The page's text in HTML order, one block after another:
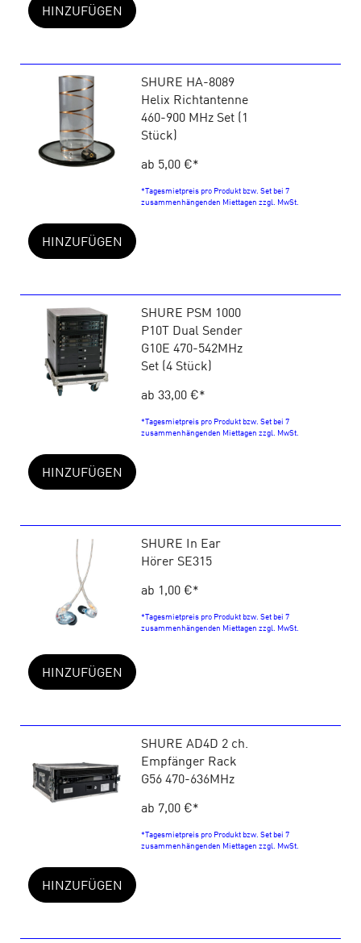
HINZUFÜGEN
SHURE HA-8089
Helix Richtantenne
460-900 MHz Set (1
Stück)
ab 5,00 €*
*Tagesmietpreis pro Produkt bzw. Set bei 7
zusammenhängenden Miettagen zzgl. MwSt.
HINZUFÜGEN
SHURE PSM 1000
P10T Dual Sender
G10E 470-542MHz
Set (4 Stück)
ab 33,00 €*
*Tagesmietpreis pro Produkt bzw. Set bei 7
zusammenhängenden Miettagen zzgl. MwSt.
HINZUFÜGEN
SHURE In Ear
Hörer SE315
ab 1,00 €*
*Tagesmietpreis pro Produkt bzw. Set bei 7
zusammenhängenden Miettagen zzgl. MwSt.
HINZUFÜGEN
SHURE AD4D 2 ch.
Empfänger Rack
G56 470-636MHz
ab 7,00 €*
*Tagesmietpreis pro Produkt bzw. Set bei 7
zusammenhängenden Miettagen zzgl. MwSt.
HINZUFÜGEN